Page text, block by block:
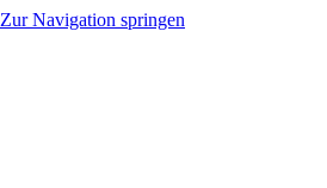
Zur Navigation springen